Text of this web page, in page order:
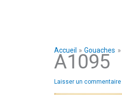
Accueil Gouaches
A1095
Laisser un commentaire